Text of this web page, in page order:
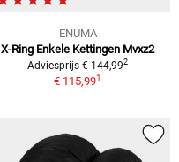
ENUMA
X-Ring Enkele Kettingen Mvxz2
Adviesprijs € 144,992
€ 115,991